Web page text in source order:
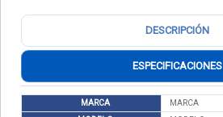
DESCRIPCIÓN
ESPECIFICACIONES
MARCA MARCA